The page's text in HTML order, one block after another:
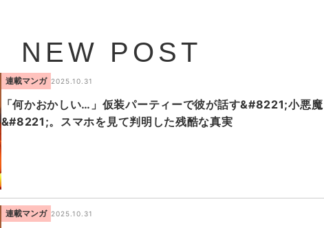
NEW POST
連載マンガ 2025.10.31
「何かおかしい…」仮装パーティーで彼が話す&#8221;小悪魔
&#8221;。スマホを見て判明した残酷な真実
連載マンガ 2025.10.31